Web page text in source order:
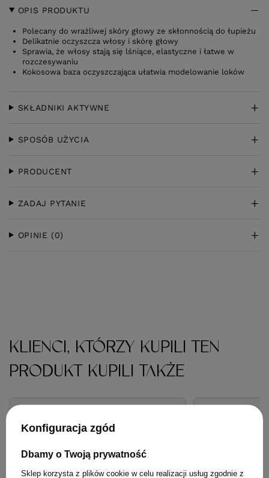
OPIS PRODUKTU
Polecany do wrażliwej skóry głowy ze skłonnością do łupieżu
Delikatnie oczyszcza włosy i skórę głowy
Sprawia, że włosy stają się lśniące, elastyczne i łatwe w
rozczesywaniu
Kokosowa baza oczyszczająca ułatwia modelowanie loków
SKŁADNIKI AKTYWNE
SPOSÓB UŻYCIA
PRODUCENT
ZADAJ PYTANIE
OPINIE (0)
KLIENCI, KTÓRZY KUPILI TEN
PRODUKT KUPILI TAKŻE
Konfiguracja zgód
Dbamy o Twoją prywatność
Sklep korzysta z plików cookie w celu realizacji usług zgodnie z